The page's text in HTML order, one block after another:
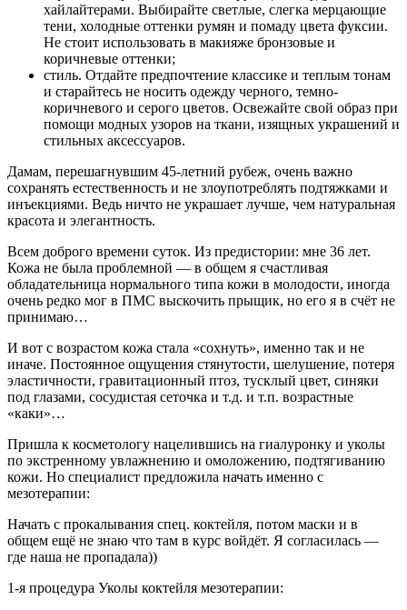
хайлайтерами. Выбирайте светлые, слегка мерцающие
тени, холодные оттенки румян и помаду цвета фуксии.
Не стоит использовать в макияже бронзовые и
коричневые оттенки;
стиль. Отдайте предпочтение классике и теплым тонам
и старайтесь не носить одежду черного, темно-
коричневого и серого цветов. Освежайте свой образ при
помощи модных узоров на ткани, изящных украшений и
стильных аксессуаров.
Дамам, перешагнувшим 45-летний рубеж, очень важно
сохранять естественность и не злоупотреблять подтяжками и
инъекциями. Ведь ничто не украшает лучше, чем натуральная
красота и элегантность.
Всем доброго времени суток. Из предистории: мне 36 лет.
Кожа не была проблемной — в общем я счастливая
обладательница нормального типа кожи в молодости, иногда
очень редко мог в ПМС выскочить прыщик, но его я в счёт не
принимаю…
И вот с возрастом кожа стала «сохнуть», именно так и не
иначе. Постоянное ощущения стянутости, шелушение, потеря
эластичности, гравитационный птоз, тусклый цвет, синяки
под глазами, сосудистая сеточка и т.д. и т.п. возрастные
«каки»…
Пришла к косметологу нацелившись на гиалуронку и уколы
по экстренному увлажнению и омоложению, подтягиванию
кожи. Но специалист предложила начать именно с
мезотерапии:
Начать с прокалывания спец. коктейля, потом маски и в
общем ещё не знаю что там в курс войдёт. Я согласилась —
где наша не пропадала))
1-я процедура Уколы коктейля мезотерапии: